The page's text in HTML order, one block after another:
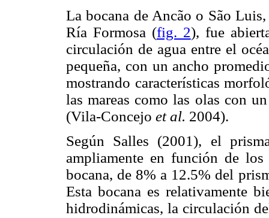
La bocana de Ancão o São
Ría Formosa (fig. 2), fue
circulación de agua entre el
pequeña, con un ancho
mostrando características
las mareas como las olas con
(Vila-Concejo et al. 2004).
Según Salles (2001), el
ampliamente en función de
bocana, de 8% a 12.5% del
Esta bocana es relativamente
hidrodinámicas, la circulación